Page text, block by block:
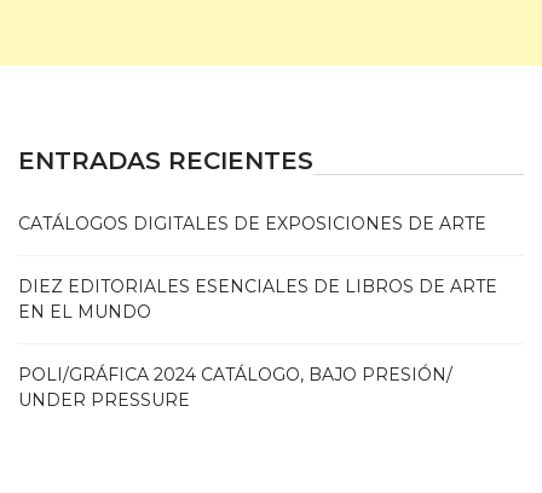
ENTRADAS RECIENTES
CATÁLOGOS DIGITALES DE EXPOSICIONES DE ARTE
DIEZ EDITORIALES ESENCIALES DE LIBROS DE ARTE
EN EL MUNDO
POLI/GRÁFICA 2024 CATÁLOGO, BAJO PRESIÓN/
UNDER PRESSURE